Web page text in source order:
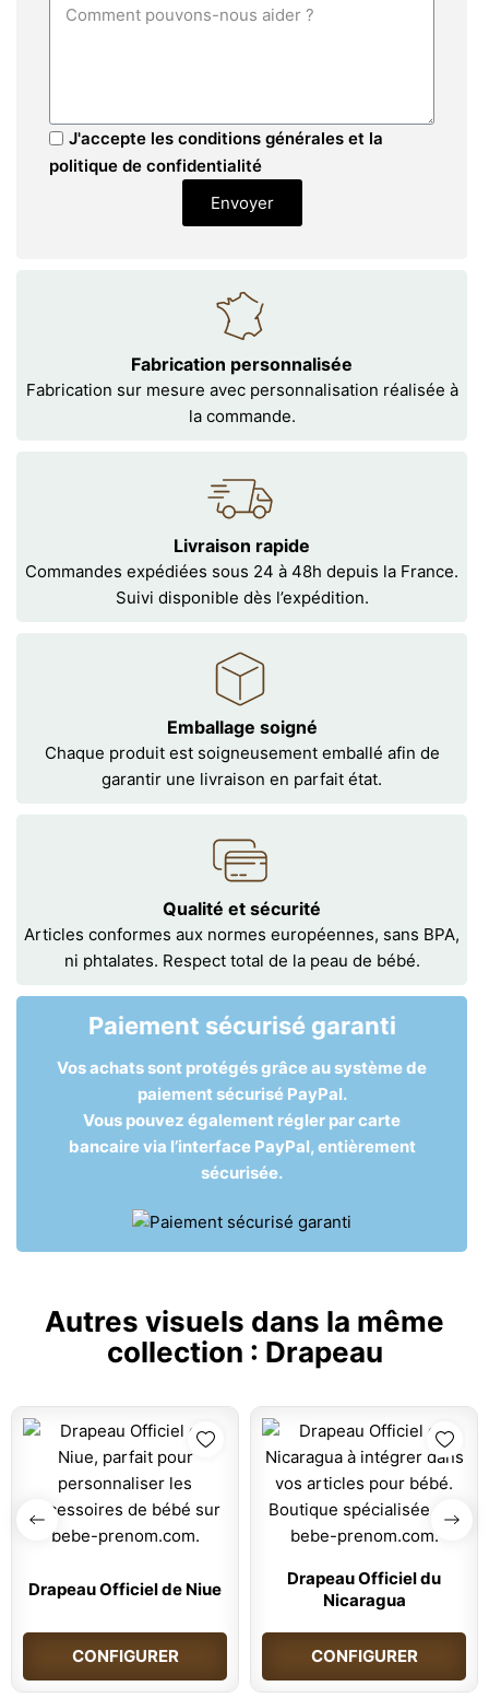
J'accepte les conditions générales et la
politique de confidentialité
Envoyer
Fabrication personnalisée
Fabrication sur mesure avec personnalisation réalisée à
la commande.
Livraison rapide
Commandes expédiées sous 24 à 48h depuis la France.
Suivi disponible dès l’expédition.
Emballage soigné
Chaque produit est soigneusement emballé afin de
garantir une livraison en parfait état.
Qualité et sécurité
Articles conformes aux normes européennes, sans BPA,
ni phtalates. Respect total de la peau de bébé.
Paiement sécurisé garanti
Vos achats sont protégés grâce au système de
paiement sécurisé PayPal.
Vous pouvez également régler par carte
bancaire via l’interface PayPal, entièrement
sécurisée.
Autres visuels dans la même
collection : Drapeau
Drapeau Officiel de Niue
CONFIGURER
Drapeau Officiel du
Nicaragua
CONFIGURER